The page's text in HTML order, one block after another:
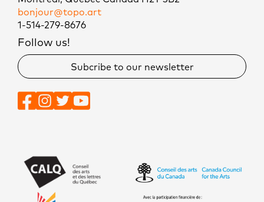
bonjour@topo.art
1-514-279-8676
Follow us!
Subcribe to our newsletter